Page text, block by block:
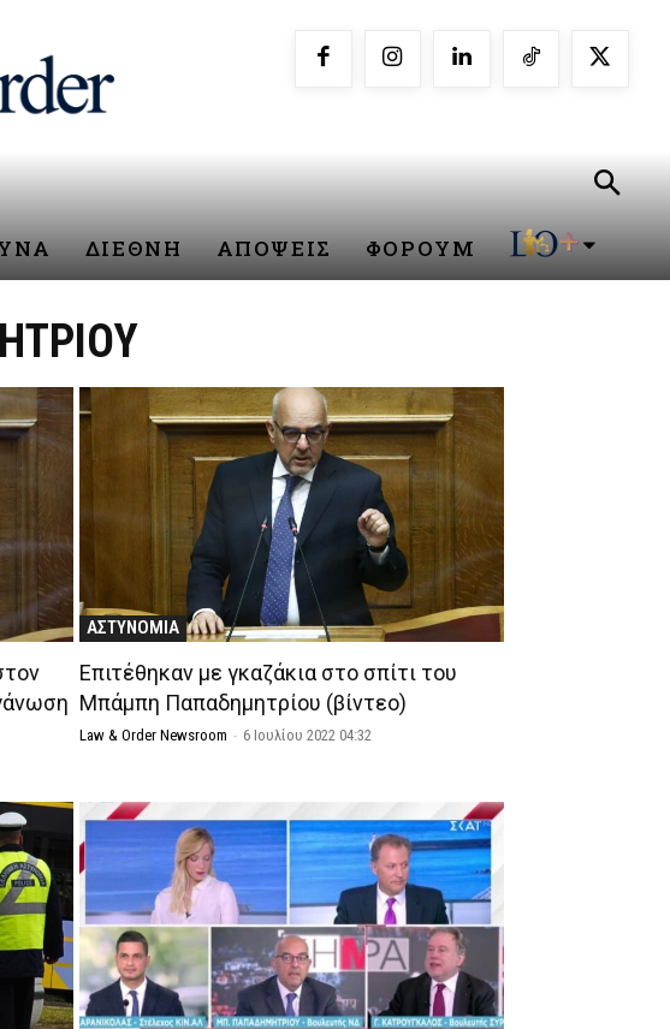
ΔΙΕΘΝΗ ΑΠΟΨΕΙΣ ΦΟΡΟΥΜ
ΑΣΤΥΝΟΜΙΑ
Επιτέθηκαν με γκαζάκια στο σπίτι του
Μπάμπη Παπαδημητρίου (βίντεο)
Law & Order Newsroom - 6 Ιουλίου 2022 04:32